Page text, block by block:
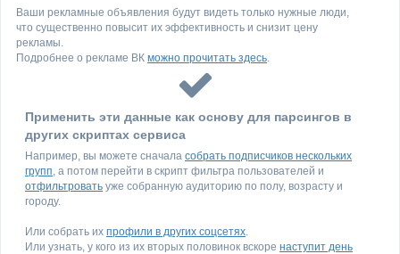
Ваши рекламные объявления будут видеть только нужные люди,
что существенно повысит их эффективность и снизит цену
рекламы.
Подробнее о рекламе ВК можно прочитать здесь.
Применить эти данные как основу для парсингов в
других скриптах сервиса
Например, вы можете сначала собрать подписчиков нескольких
групп, а потом перейти в скрипт фильтра пользователей и
отфильтровать уже собранную аудиторию по полу, возрасту и
городу.
Или собрать их профили в других соцсетях.
Или узнать, у кого из их вторых половинок вскоре наступит день